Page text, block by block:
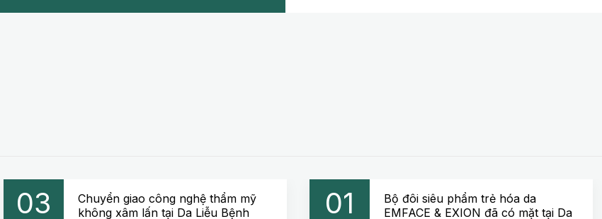
Máy Hifu Ultraformer III
03
Chuyển giao công nghệ thẩm mỹ
không xâm lấn tại Da Liễu Bệnh
01
Bộ đôi siêu phẩm trẻ hóa da
EMFACE & EXION đã có mặt tại Da